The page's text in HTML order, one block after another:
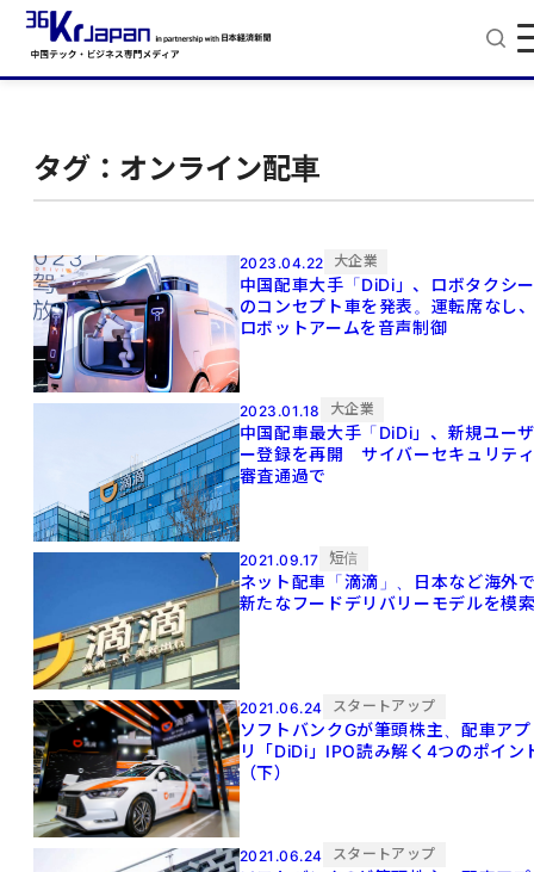
タグ：オンライン配車
2023.04.22 大企業
中国配車大手「DiDi」、ロボタクシー
のコンセプト車を発表。運転席なし
ロボットアームを音声制御
2023.01.18 大企業
中国配車最大手「DiDi」、新規ユーザ
ー登録を再開 サイバーセキュリテ
審査通過で
2021.09.17 短信
ネット配車「滴滴」、日本など海外
新たなフードデリバリーモデルを模
2021.06.24 スタートアップ
ソフトバンクGが筆頭株主、配車アプ
リ「DiDi」IPO読み解く4つのポイン
（下）
2021.06.24 スタートアップ